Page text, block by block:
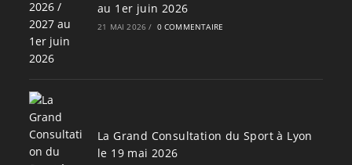
au 1er juin 2026
21 MAI 2026 / 0 COMMENTAIRE
La Grand Consultation du Sport à Lyon
le 19 mai 2026